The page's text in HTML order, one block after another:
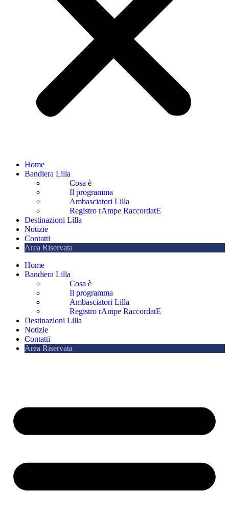
Home
Bandiera Lilla
Cosa è
Il programma
Ambasciatori Lilla
Registro rAmpe RaccordatE
Destinazioni Lilla
Notizie
Contatti
Area Riservata
Home
Bandiera Lilla
Cosa è
Il programma
Ambasciatori Lilla
Registro rAmpe RaccordatE
Destinazioni Lilla
Notizie
Contatti
Area Riservata